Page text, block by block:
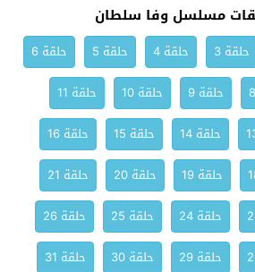
مسلسل وفا سلطان
حلقة 3 حلقة 4 حلقة 5
حلقة 6
حلقة 9 حلقة 10
حلقة 11
حلقة 14 حلقة 15
حلقة 16
حلقة 19 حلقة 20
حلقة 21
حلقة 24 حلقة 25
حلقة 26
حلقة 29 حلقة 30
حلقة 31